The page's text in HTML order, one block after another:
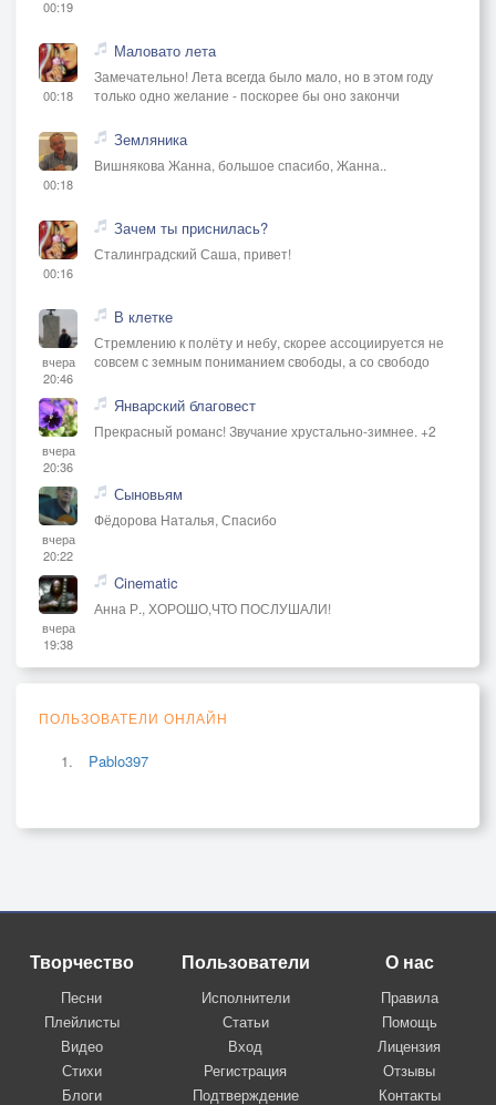
00:19
00:18
Маловато лета
Замечательно! Лета всегда было мало, но в этом году
только одно желание - поскорее бы оно закончи
00:18
Земляника
Вишнякова Жанна, большое спасибо, Жанна..
00:16
Зачем ты приснилась?
Сталинградский Саша, привет!
вчера
20:46
В клетке
Стремлению к полёту и небу, скорее ассоциируется не
совсем с земным пониманием свободы, а со свободо
вчера
20:36
Январский благовест
Прекрасный романс! Звучание хрустально-зимнее. +2
вчера
20:22
Сыновьям
Фёдорова Наталья, Спасибо
вчера
19:38
Cinematic
Анна Р., ХОРОШО,ЧТО ПОСЛУШАЛИ!
ПОЛЬЗОВАТЕЛИ ОНЛАЙН
Pablo397
Творчество
Песни
Плейлисты
Видео
Стихи
Блоги
Пользователи
Исполнители
Статьи
Вход
Регистрация
Подтверждение
О нас
Правила
Помощь
Лицензия
Отзывы
Контакты